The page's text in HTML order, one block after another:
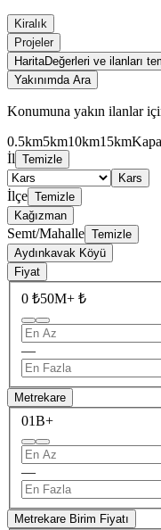
Kiralık
Projeler
HaritaDeğerleri ve ilanları
Yakınımda Ara
Konumuna yakın ilanlar
0.5km5km10km15km
İl Temizle
Kars
İlçe Temizle
Kağızman
Semt/Mahalle Temizle
Aydınkavak Köyü
Fiyat
0 ₺50M+ ₺
—
Metrekare
01B+
—
Metrekare Birim Fiyatı